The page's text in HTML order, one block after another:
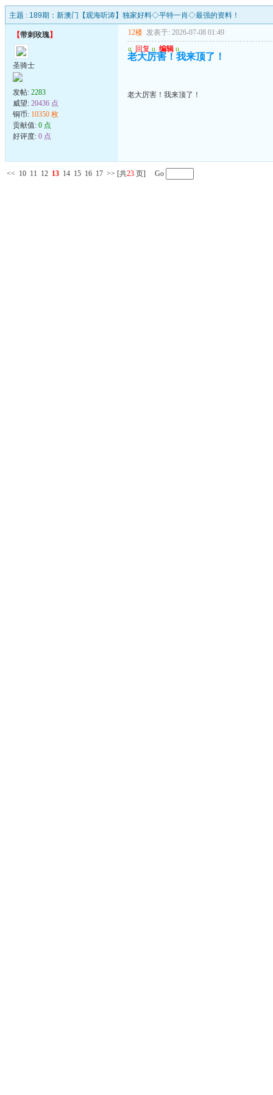
主题 : 189期：新澳门【观海听涛】独家好料◇平特一肖◇最强的资料！
【带刺玫瑰】
圣骑士
发帖: 2283
威望: 20436 点
铜币: 10350 枚
贡献值: 0 点
好评度: 0 点
12楼 发表于: 2026-07-08 01:49
u 回复 u 编辑 u
老大厉害！我来顶了！
老大厉害！我来顶了！
<< 10 11 12 13 14 15 16 17 >> [共23 页] Go